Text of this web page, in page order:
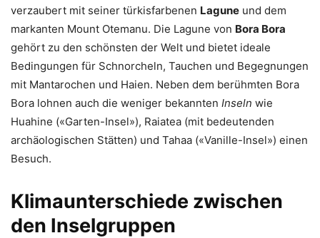
verzaubert mit seiner türkisfarbenen Lagune und dem
markanten Mount Otemanu. Die Lagune von Bora Bora
gehört zu den schönsten der Welt und bietet ideale
Bedingungen für Schnorcheln, Tauchen und Begegnungen
mit Mantarochen und Haien. Neben dem berühmten Bora
Bora lohnen auch die weniger bekannten Inseln wie
Huahine («Garten-Insel»), Raiatea (mit bedeutenden
archäologischen Stätten) und Tahaa («Vanille-Insel») einen
Besuch.
Klimaunterschiede zwischen
den Inselgruppen